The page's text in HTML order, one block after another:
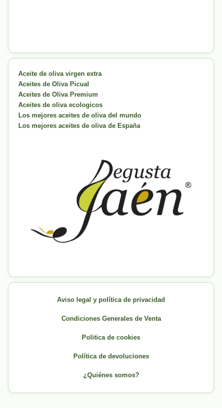
Aceite de oliva virgen extra
Aceites de Oliva Picual
Aceites de Oliva Premium
Aceites de oliva ecologicos
Los mejores aceites de oliva del mundo
Los mejores aceites de oliva de España
Aviso legal y política de privacidad
Condiciones Generales de Venta
Politica de cookies
Política de devoluciones
¿Quiénes somos?